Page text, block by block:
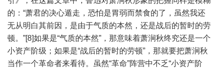
的：“萧君的决心遁走，恐怕是胃弱而禁食的了，虽然我还
无从明白其前因，是由于气质的本然，还是战后的暂时的劳
顿。”[8]如果是“气质的本然”，那意味着萧涧秋终究还是一个
小资产阶级；如果是“战后的暂时的劳顿”，那就要把萧涧秋
当作一个革命者来看待。虽然“革命”阵营中不乏“小资产阶